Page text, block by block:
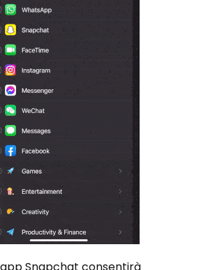
Snapchat consentirà